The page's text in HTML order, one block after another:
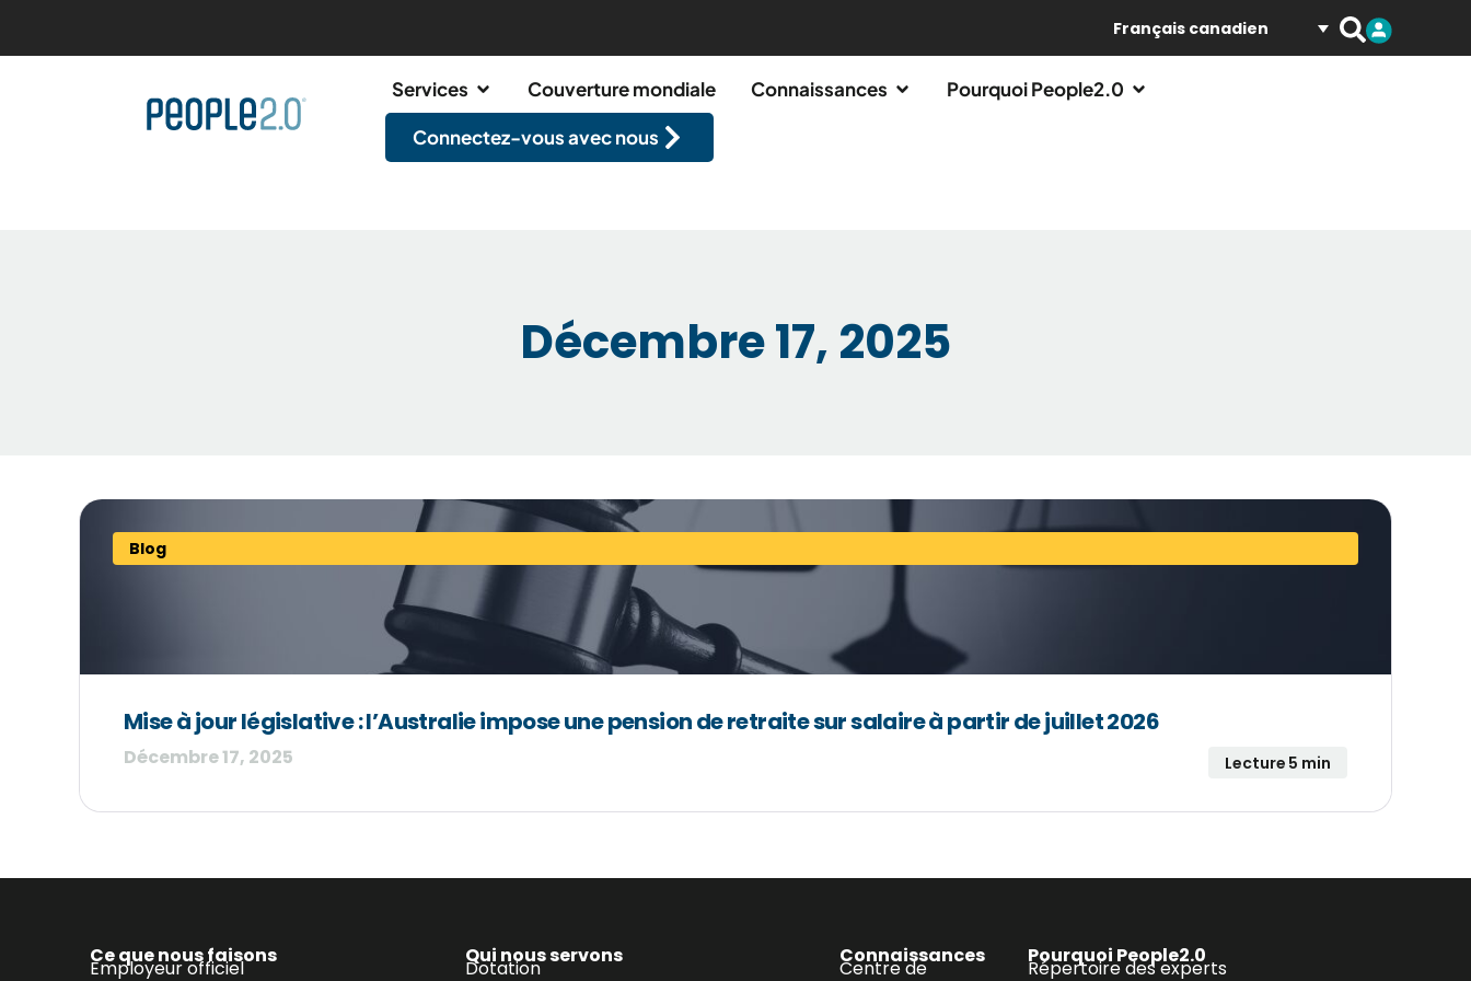
Français canadien
Services Couverture mondiale Connaissances
Pourquoi People2.0
Connectez-vous avec nous
Décembre 17, 2025
Blog
Mise à jour législative : l’Australie impose une pension de retraite sur salaire à partir de juillet 2026
Décembre 17, 2025 Lecture 5 min
Ce que nous faisons
Employeur officiel
Qui nous servons
Dotation
Connaissances
Centre de
Pourquoi People2.0
Répertoire des experts